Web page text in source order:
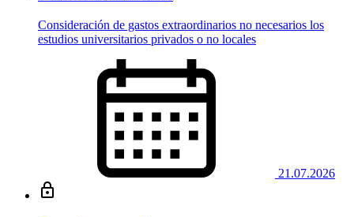
Consideración de gastos extraordinarios no necesarios los
estudios universitarios privados o no locales
21.07.2026